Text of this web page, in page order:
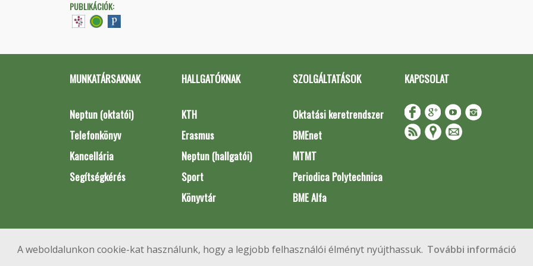
A weboldalunkon cookie-kat használunk, hogy a legjobb felhasználói élményt nyújthassuk. További információ
PUBLIKÁCIÓK:
MUNKATÁRSAKNAK
Neptun (oktatói)
Telefonkönyv
Kancellária
Segítségkérés
HALLGATÓKNAK
KTH
Erasmus
Neptun (hallgatói)
Sport
Könyvtár
SZOLGÁLTATÁSOK
Oktatási keretrendszer
BMEnet
MTMT
Periodica Polytechnica
BME Alfa
KAPCSOLAT
Impresszum
Copyright © 2020 BME Építőmérnöki Kar
1111 Budapest, Műegyetem rkp. 3.
+36 1 463 3531